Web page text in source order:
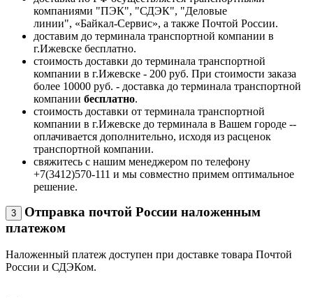
компаниями "ПЭК", "СДЭК", "Деловые
линии", «Байкал-Сервис», а также Почтой России.
доставим до терминала транспортной компании в
г.Ижевске бесплатно.
стоимость доставки до терминала транспортной
компании в г.Ижевске - 200 руб. При стоимости заказа
более 10000 руб. - доставка до терминала транспортной
компании бесплатно.
стоимость доставки от терминала транспортной
компании в г.Ижевске до терминала в Вашем городе --
оплачивается дополнительно, исходя из расценок
транспортной компании.
свяжитесь с нашим менеджером по телефону
+7(3412)570-111 и мы совместно примем оптимальное
решение.
3
Отправка почтой России наложенным
платежом
Наложенный платеж доступен при доставке товара Почтой
России и СДЭКом.